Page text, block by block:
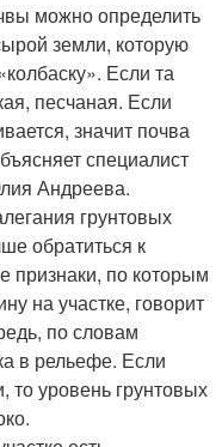
можно определить
земли, которую
Если та
песчаная. Если
значит почва
специалист
Андреева.
грунтовых
обратиться к
признаки, по которым
на участке, говорит
по словам
в рельефе. Если
то уровень грунтовых